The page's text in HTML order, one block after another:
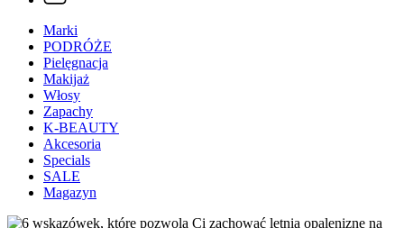
Marki
PODRÓŻE
Pielęgnacja
Makijaż
Włosy
Zapachy
K-BEAUTY
Akcesoria
Specials
SALE
Magazyn